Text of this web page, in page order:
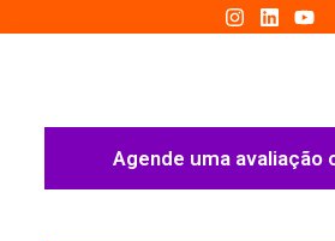
Agende uma avaliação